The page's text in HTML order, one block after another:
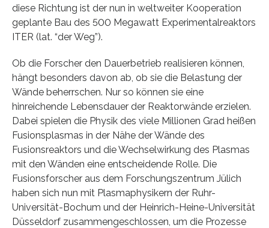
diese Richtung ist der nun in weltweiter Kooperation
geplante Bau des 500 Megawatt Experimentalreaktors
ITER (lat. “der Weg”).
Ob die Forscher den Dauerbetrieb realisieren können,
hängt besonders davon ab, ob sie die Belastung der
Wände beherrschen. Nur so können sie eine
hinreichende Lebensdauer der Reaktorwände erzielen.
Dabei spielen die Physik des viele Millionen Grad heißen
Fusionsplasmas in der Nähe der Wände des
Fusionsreaktors und die Wechselwirkung des Plasmas
mit den Wänden eine entscheidende Rolle. Die
Fusionsforscher aus dem Forschungszentrum Jülich
haben sich nun mit Plasmaphysikern der Ruhr-
Universität-Bochum und der Heinrich-Heine-Universität
Düsseldorf zusammengeschlossen, um die Prozesse